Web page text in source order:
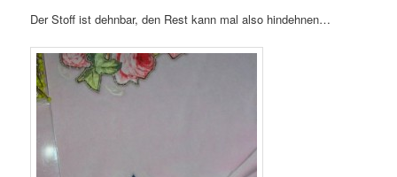
Der Stoff ist dehnbar, den Rest kann mal also hindehnen…